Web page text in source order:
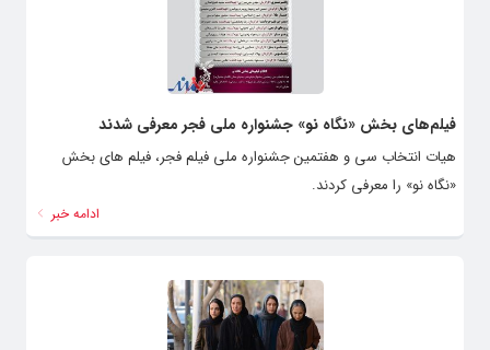
فیلم‌های بخش «نگاه نو» جشنواره ملی فجر معرفی شدند
هیات انتخاب سی و هفتمین جشنواره ملی فیلم فجر، فیلم های بخش
«نگاه نو» را معرفی کردند.
ادامه خبر